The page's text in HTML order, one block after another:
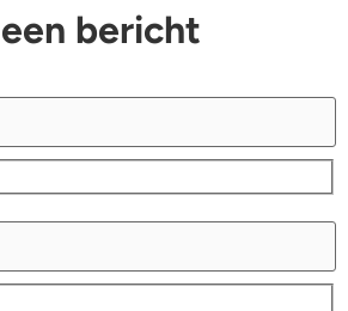
bericht